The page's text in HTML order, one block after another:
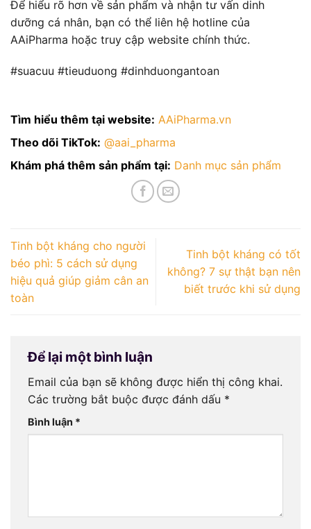
Để hiểu rõ hơn về sản phẩm và nhận tư vấn dinh
dưỡng cá nhân, bạn có thể liên hệ hotline của
AAiPharma hoặc truy cập website chính thức.
#suacuu #tieuduong #dinhduongantoan
Tìm hiểu thêm tại website: AAiPharma.vn
Theo dõi TikTok: @aai_pharma
Khám phá thêm sản phẩm tại: Danh mục sản phẩm
Tinh bột kháng cho người
béo phì: 5 cách sử dụng
hiệu quả giúp giảm cân an
toàn
Tinh bột kháng có tốt
không? 7 sự thật bạn nên
biết trước khi sử dụng
Để lại một bình luận
Email của bạn sẽ không được hiển thị công khai.
Các trường bắt buộc được đánh dấu *
Bình luận *